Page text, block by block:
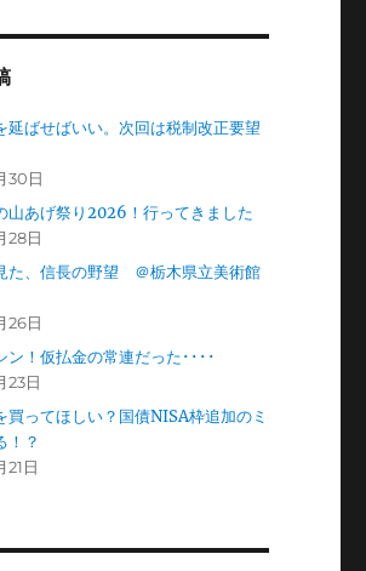
延ばせばいい。次回は税制改正要望
30日
山あげ祭り2026！行ってきました
28日
た、信長の野望 ＠栃木県立美術館
26日
ン！仮払金の常連だった････
23日
買ってほしい？国債NISA枠追加のミ
！？
21日